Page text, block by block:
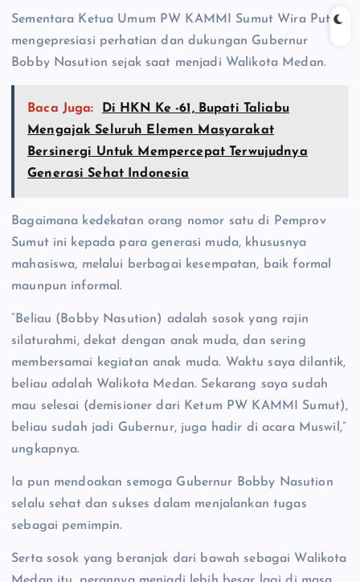
Sementara Ketua Umum PW KAMMI Sumut Wira Putra
mengepresiasi perhatian dan dukungan Gubernur
Bobby Nasution sejak saat menjadi Walikota Medan.
Baca Juga:
Di HKN Ke -61, Bupati Taliabu
Mengajak Seluruh Elemen Masyarakat
Bersinergi Untuk Mempercepat Terwujudnya
Generasi Sehat Indonesia
Bagaimana kedekatan orang nomor satu di Pemprov
Sumut ini kepada para generasi muda, khususnya
mahasiswa, melalui berbagai kesempatan, baik formal
maunpun informal.
“Beliau (Bobby Nasution) adalah sosok yang rajin
silaturahmi, dekat dengan anak muda, dan sering
membersamai kegiatan anak muda. Waktu saya dilantik,
beliau adalah Walikota Medan. Sekarang saya sudah
mau selesai (demisioner dari Ketum PW KAMMI Sumut),
beliau sudah jadi Gubernur, juga hadir di acara Muswil,”
ungkapnya.
Ia pun mendoakan semoga Gubernur Bobby Nasution
selalu sehat dan sukses dalam menjalankan tugas
sebagai pemimpin.
Serta sosok yang beranjak dari bawah sebagai Walikota